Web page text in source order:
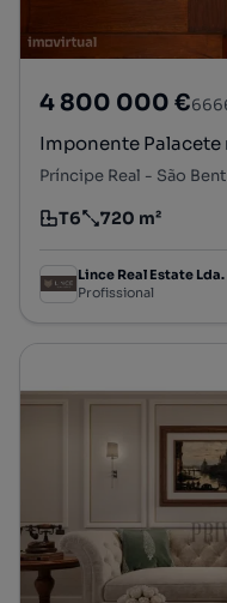
4 800 000 €
Imponente Palacete
Príncipe Real - São
Tipologia
T6
Preço por metro
720 m²
Lince Real Estate Lda.
Profissional